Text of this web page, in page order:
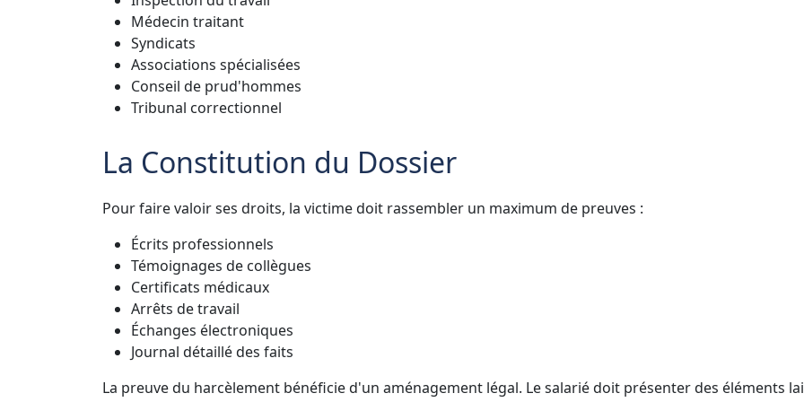
Médecin traitant
Syndicats
Associations spécialisées
Conseil de prud'hommes
Tribunal correctionnel
La Constitution du Dossier
Pour faire valoir ses droits, la victime doit rassembler un maximum de preuves :
Écrits professionnels
Témoignages de collègues
Certificats médicaux
Arrêts de travail
Échanges électroniques
Journal détaillé des faits
La preuve du harcèlement bénéficie d'un aménagement légal. Le salarié doit présenter des éléments